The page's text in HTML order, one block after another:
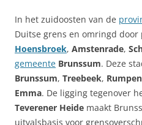
In het zuidoosten van de
Duitse grens en omringd door
Hoensbroek, Amstenrade,
gemeente Brunssum. Deze
Brunssum, Treebeek, Rumpen
Emma. De ligging tegenover
Teverener Heide maakt
uitvalsbasis voor